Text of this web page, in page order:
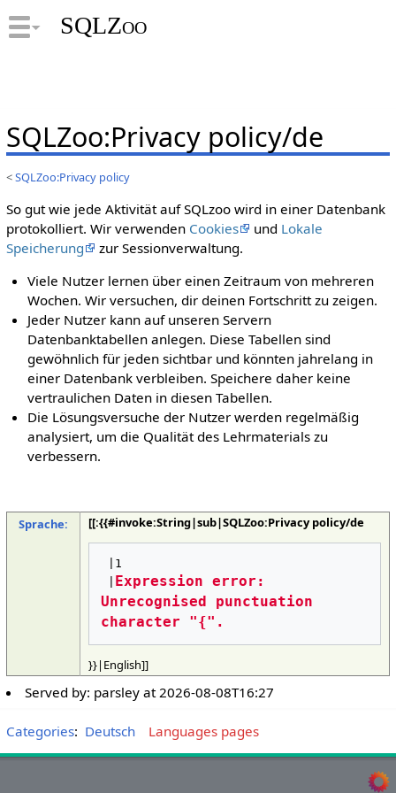
SQLZoo
SQLZoo:Privacy policy/de
<SQLZoo:Privacy policy
So gut wie jede Aktivität auf SQLzoo wird in einer Datenbank
protokolliert. Wir verwenden Cookies und Lokale
Speicherung
zur Sessionverwaltung.
Viele Nutzer lernen über einen Zeitraum von mehreren
Wochen. Wir versuchen, dir deinen Fortschritt zu zeigen.
Jeder Nutzer kann auf unseren Servern
Datenbanktabellen anlegen. Diese Tabellen sind
gewöhnlich für jeden sichtbar und könnten jahrelang in
einer Datenbank verbleiben. Speichere daher keine
vertraulichen Daten in diesen Tabellen.
Die Lösungsversuche der Nutzer werden regelmäßig
analysiert, um die Qualität des Lehrmaterials zu
verbessern.
Sprache: [[:{{#invoke:String|sub|SQLZoo:Privacy policy/de
Expression error:
Unrecognised punctuation
character "{".
}}|English]]
Served by: parsley at 2026-08-08T16:27
Categories: Deutsch Languages pages